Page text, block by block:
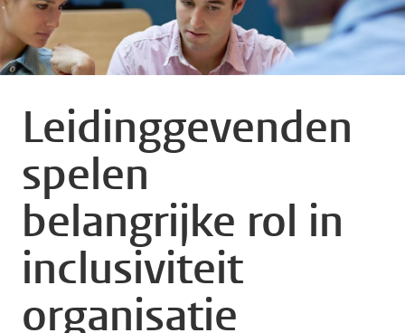
Leidinggevenden
spelen
belangrijke rol in
inclusiviteit
organisatie